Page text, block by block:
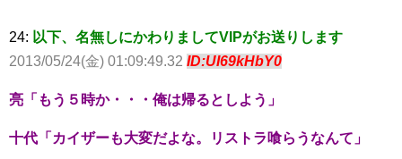
24: 以下、名無しにかわりましてVIPがお送りします
2013/05/24(金) 01:09:49.32 ID:UI69kHbY0
亮「もう５時か・・・俺は帰るとしよう」
十代「カイザーも大変だよな。リストラ喰らうなんて」